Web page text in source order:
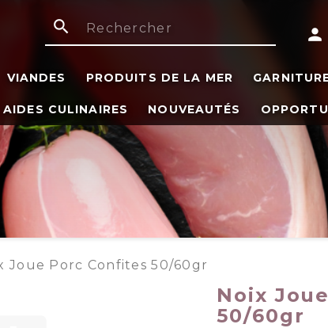
search person
VIANDES PRODUITS DE LA MER
AIDES CULINAIRES NOUVEAUTÉS
Joue Porc Confites 50/60gr
Noix
50/60gr